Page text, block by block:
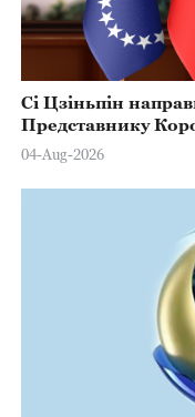
Сі Цзіньпін
Представнику
Марстерсу з
04-Aug-2026